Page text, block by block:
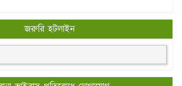
জরুরি হটলাইন